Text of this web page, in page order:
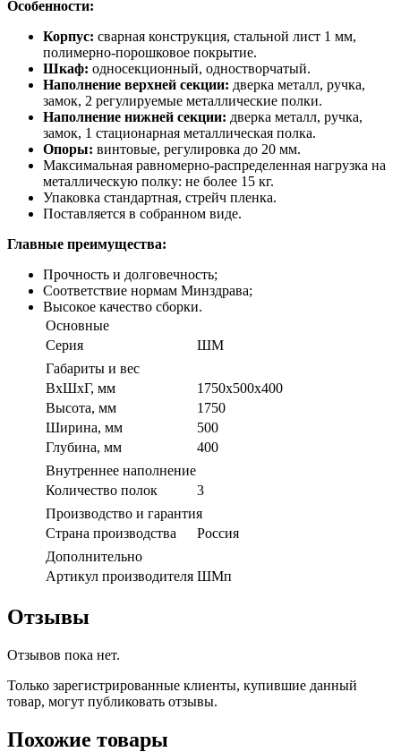
Особенности:
Корпус: сварная конструкция, стальной лист 1 мм,
полимерно-порошковое покрытие.
Шкаф: односекционный, одностворчатый.
Наполнение верхней секции: дверка металл, ручка,
замок, 2 регулируемые металлические полки.
Наполнение нижней секции: дверка металл, ручка,
замок, 1 стационарная металлическая полка.
Опоры: винтовые, регулировка до 20 мм.
Максимальная равномерно-распределенная нагрузка на
металлическую полку: не более 15 кг.
Упаковка стандартная, стрейч пленка.
Поставляется в собранном виде.
Главные преимущества:
Прочность и долговечность;
Соответствие нормам Минздрава;
Высокое качество сборки.
Основные
Серия
ШМ
Габариты и вес
ВхШхГ, мм
1750х500х400
Высота, мм
1750
Ширина, мм
500
Глубина, мм
400
Внутреннее наполнение
Количество полок
3
Производство и гарантия
Страна производства
Россия
Дополнительно
Артикул производителя ШМп
Отзывы
Отзывов пока нет.
Только зарегистрированные клиенты, купившие данный
товар, могут публиковать отзывы.
Похожие товары